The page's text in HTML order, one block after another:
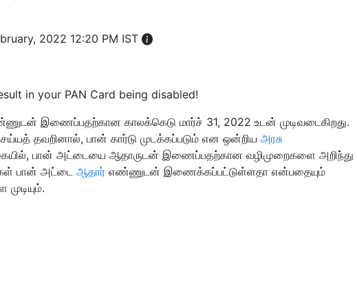
2022 12:20 PM IST
இணைப்பதற்கான காலக்கெடு மார்ச் 31, 2022 உடன் முடிவடைகிறது.
தவறினால், பான் கார்டு முடக்கப்படும் என ஒன்றிய அரசு
பான் அட்டையை ஆதாருடன் இணைப்பதற்கான வழிமுறைகளை அறிந்து
பான் அட்டை ஆதார் எண்ணுடன் இணைக்கப்பட்டுள்ளதா என்பதையும்